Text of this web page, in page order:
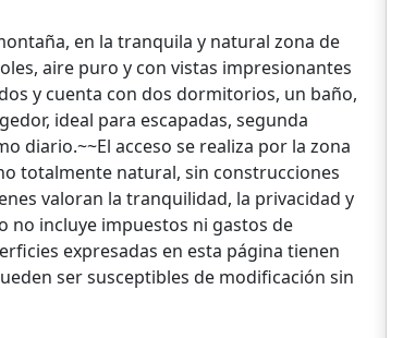
en la tranquila y natural zona de
aire puro y con vistas impresionantes
y cuenta con dos dormitorios, un baño,
ideal para escapadas, segunda
diario.~~El acceso se realiza por la zona
totalmente natural, sin construcciones
valoran la tranquilidad, la privacidad y
no incluye impuestos ni gastos de
expresadas en esta página tienen
ser susceptibles de modificación sin